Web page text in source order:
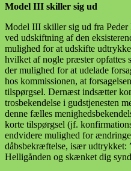
Model III skiller sig ud
Model III skiller sig ud fra Peder
ved udskiftning af den
mulighed for at udskifte
hvilket af nogle præster opfattes
der mulighed for at udelade
hos kommissionen, at
tilspørgsel. Dernæst indsætter
trosbekendelse i gudstjenesten
denne fælles
korte tilspørgsel (jf.
endvidere mulighed for
dåbsbekræftelse, især udtrykket:
Helligånden og skænket dig